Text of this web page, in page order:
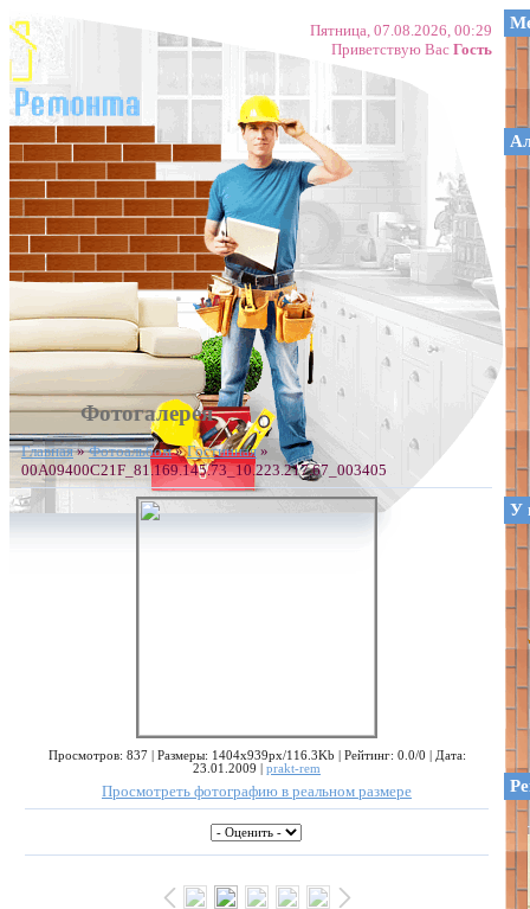
Пятница, 07.08.2026, 00:29
Приветствую Вас Гость
Фотогалерея
Главная»Фотоальбом»Гостинная»
00A09400C21F_81.169.145.73_10.223.217.67_003405
Просмотров: 837 | Размеры: 1404x939px/116.3Kb | Рейтинг: 0.0/0 | Дата:
23.01.2009 | prakt-rem
Просмотреть фотографию в реальном размере
У